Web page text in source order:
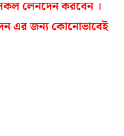
সকল লেনদেন করবেন ।
এর জন্য কোনোভাবেই